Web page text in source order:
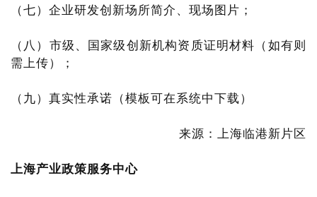
（七）企业研发创新场所简介、现场图片；
（八）市级、国家级创新机构资质证明材料（如有则
需上传）；
（九）真实性承诺（模板可在系统中下载）
来源：上海临港新片区
上海产业政策服务中心